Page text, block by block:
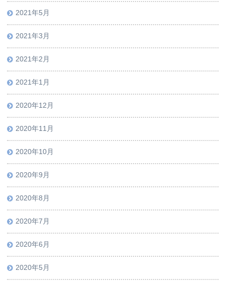
2021年5月
2021年3月
2021年2月
2021年1月
2020年12月
2020年11月
2020年10月
2020年9月
2020年8月
2020年7月
2020年6月
2020年5月